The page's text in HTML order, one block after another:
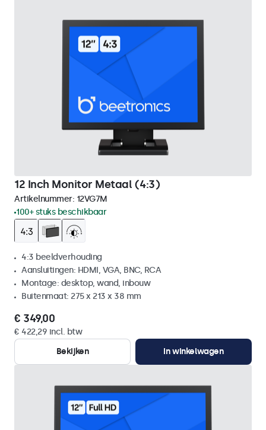
12 Inch Monitor Metaal (4:3)
Artikelnummer: 12VG7M
100+ stuks beschikbaar
4:3 beeldverhouding
Aansluitingen: HDMI, VGA, BNC, RCA
Montage: desktop, wand, inbouw
Buitenmaat: 275 x 213 x 38 mm
€ 349,00
€ 422,29 incl. btw
Bekijken
In winkelwagen